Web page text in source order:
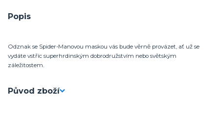
Popis
Odznak se Spider-Manovou maskou vás bude věrně provázet, ať už se
vydáte vstříc superhrdinským dobrodružstvím nebo světským
záležitostem.
Původ zboží